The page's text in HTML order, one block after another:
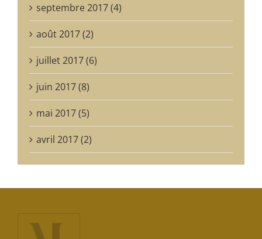
septembre 2017 (4)
août 2017 (2)
juillet 2017 (6)
juin 2017 (8)
mai 2017 (5)
avril 2017 (2)